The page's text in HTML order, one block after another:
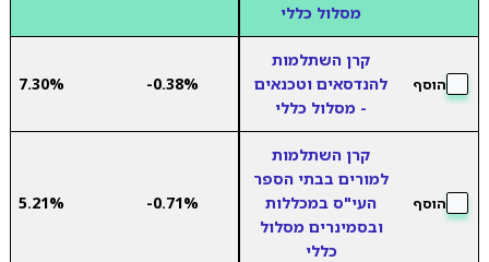
מסלול כללי
הוסף
קרן השתלמות
להנדסאים וטכנאים
- מסלול כללי
-0.38%
7.30%
הוסף
קרן השתלמות
למורים בבתי הספר
העי"ס במכללות
ובסמינרים מסלול
כללי
-0.71%
5.21%